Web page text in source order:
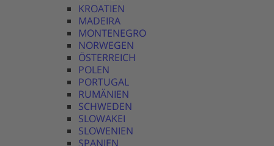
KROATIEN
MADEIRA
MONTENEGRO
NORWEGEN
ÖSTERREICH
POLEN
PORTUGAL
RUMÄNIEN
SCHWEDEN
SLOWAKEI
SLOWENIEN
SPANIEN